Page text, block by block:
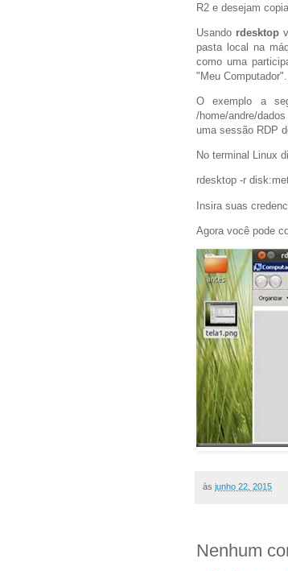
R2 e desejam
Usando rdesktop
pasta local na
como uma
"Meu Computador".
O exemplo a
/home/andre/
uma sessão RDP
No terminal Linux
rdesktop -r
Insira suas
Agora você pode
às junho 22, 2015
Nenhum